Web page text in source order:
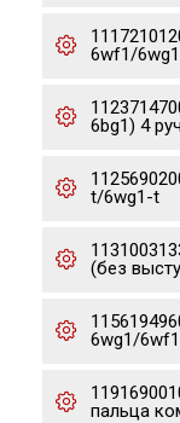
6wf1/
6bg1) 4
t/6wg1-t
(без
6wg1/
пальца